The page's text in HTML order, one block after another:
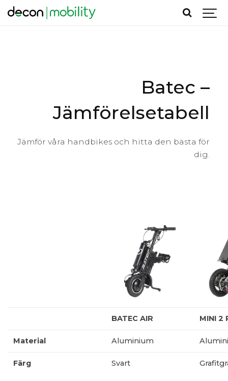
Batec –
Jämförelsetabell
Jämför våra handbikes och hitta den bästa för
dig.
BATEC AIR MINI 2
Material Aluminium
Färg Svart